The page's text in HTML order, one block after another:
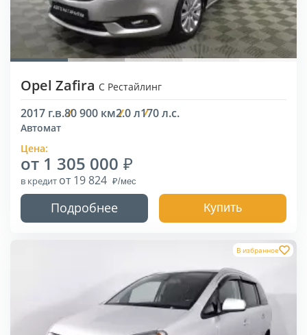
Opel Zafira C Рестайлинг
2017 г.в.80 900 км2.0 л170 л.с.
Автомат
Цена:
от 1 305 000
в кредит от 19 824
Подробнее Купить
В избранное